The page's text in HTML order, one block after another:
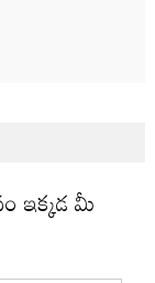
ఇక్కడ మీ